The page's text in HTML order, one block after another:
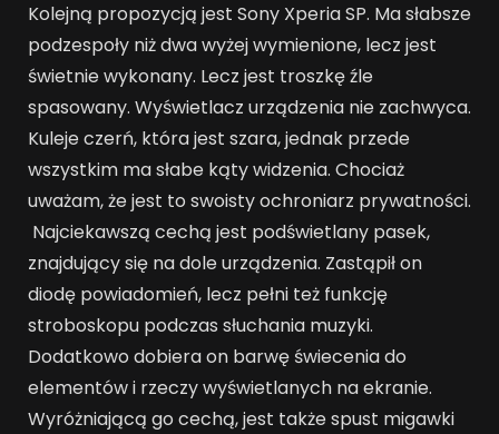
Kolejną propozycją jest Sony Xperia SP. Ma słabsze
podzespoły niż dwa wyżej wymienione, lecz jest
świetnie wykonany. Lecz jest troszkę źle
spasowany. Wyświetlacz urządzenia nie zachwyca.
Kuleje czerń, która jest szara, jednak przede
wszystkim ma słabe kąty widzenia. Chociaż
uważam, że jest to swoisty ochroniarz prywatności.
Najciekawszą cechą jest podświetlany pasek,
znajdujący się na dole urządzenia. Zastąpił on
diodę powiadomień, lecz pełni też funkcję
stroboskopu podczas słuchania muzyki.
Dodatkowo dobiera on barwę świecenia do
elementów i rzeczy wyświetlanych na ekranie.
Wyróżniającą go cechą, jest także spust migawki